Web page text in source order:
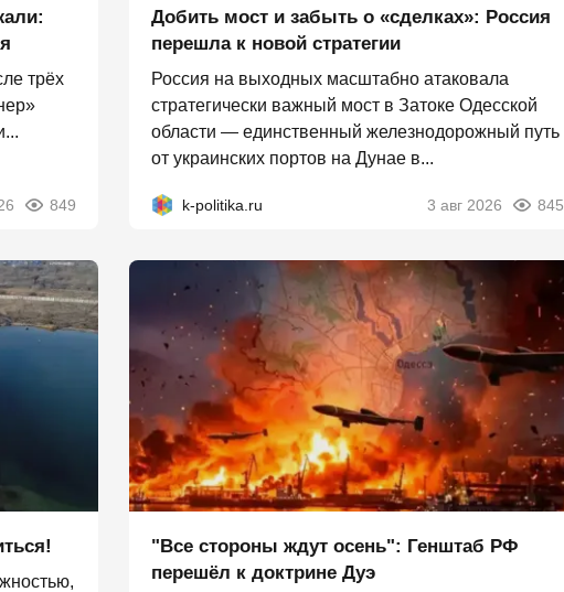
трёх
849
Добить мост и забыть о «сделках»: Россия
перешла к новой стратегии
Россия на выходных масштабно атаковала
стратегически важный мост в Затоке Одесской
области — единственный железнодорожный путь
от украинских портов на Дунае в...
k-politika.ru 3 авг 2026 845
"Все стороны ждут осень": Генштаб РФ
перешёл к доктрине Дуэ